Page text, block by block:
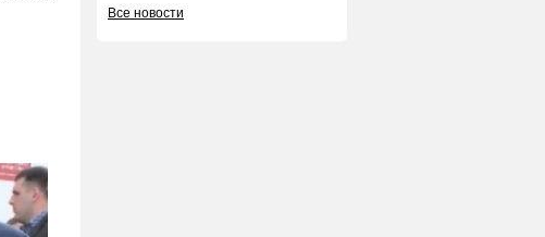
Все новости